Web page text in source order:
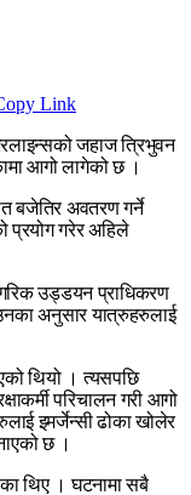
Link
जहाज त्रिभुवन
आगो लागेको छ ।
बजेतिर अवतरण गर्ने
प्रयोग गरेर अहिले
उड्डयन प्राधिकरण
अनुसार यात्रुहरुलाई
थियो । त्यसपछि
परिचालन गरी आगो
इमर्जेन्सी ढोका खोलेर
छ ।
थिए । घटनामा सबै